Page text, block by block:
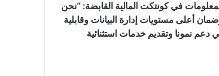
في كونتكت المالية القابضة: “نحن
أعلى مستويات إدارة البيانات وقابلية
دعم نمونا وتقديم خدمات استثنائية